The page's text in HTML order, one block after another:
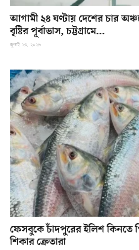
আগামী ২৪ ঘণ্টায় দেশের চার
বৃষ্টির পূর্বাভাস, চট্টগ্রামে...
জুলাই ২৩, ২০২৬
ফেসবুকে চাঁদপুরের ইলিশ কিনতে
শিকার ক্রেতারা